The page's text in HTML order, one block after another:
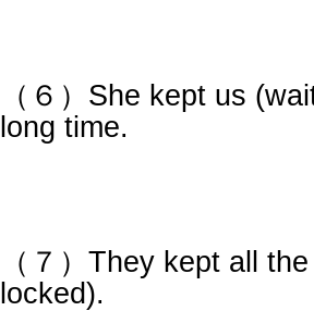
（６）She kept us
long time.
（７）They kept all
locked).